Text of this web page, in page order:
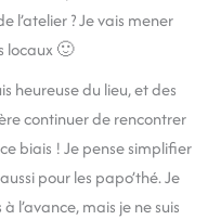
l’atelier ? Je vais mener
locaux 🙂
heureuse du lieu, et des
continuer de rencontrer
biais ! Je pense simplifier
pour les papo’thé. Je
l’avance, mais je ne suis